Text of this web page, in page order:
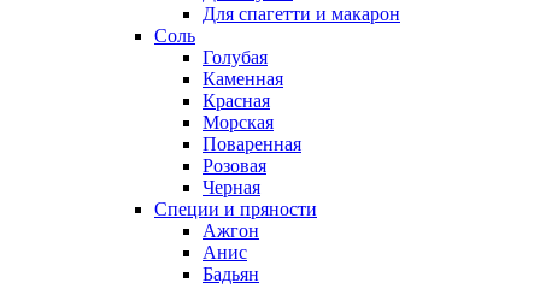
Для спагетти и макарон
Соль
Голубая
Каменная
Красная
Морская
Поваренная
Розовая
Черная
Специи и пряности
Ажгон
Анис
Бадьян